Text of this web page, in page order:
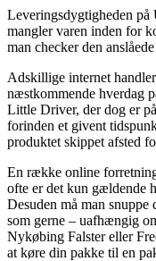
Leveringsdygtigheden
mangler varen inden for
man checker den
Adskillige internet
næstkommende hverdag
Little Driver, der dog er
forinden et givent
produktet skippet afsted
En række online
ofte er det kun gældende
Desuden må man snuppe
som gerne – uafhængig
Nykøbing Falster eller
at køre din pakke til en